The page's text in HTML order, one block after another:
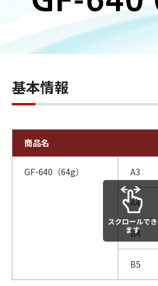
基本情報
商品名
GF-640（64g） A3
A4
B4
B5
スクロールでき
ます